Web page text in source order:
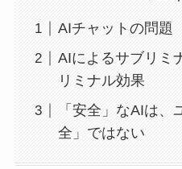
AIチャットの問題
AIによるサブリミ
リミナル効果
「安全」なAIは
全」ではない